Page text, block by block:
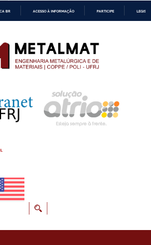
CONTEÚDO
BR ACESSO À INFORMAÇÃO PARTICIPE